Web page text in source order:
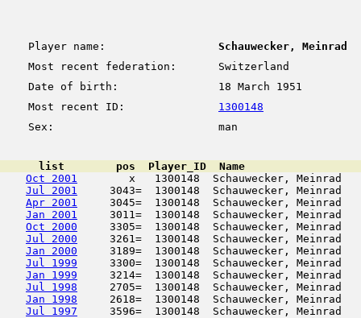
Player name:
Schauwecker, Meinrad
Most recent federation:
Switzerland
Date of birth:
18 March 1951
Most recent ID:
1300148
Sex:
man
list        pos  Player_ID  Name
Oct 2001
x   1300148  Schauwecker, Meinrad
Jul 2001
3043=  1300148  Schauwecker,
Apr 2001
3045=  1300148  Schauwecker,
Jan 2001
3011=  1300148  Schauwecker, Meinrad
Oct 2000
3305=  1300148  Schauwecker,
Jul 2000
3261=  1300148  Schauwecker,
Jan 2000
3189=  1300148  Schauwecker,
Jul 1999
3300=  1300148  Schauwecker,
Jan 1999
3214=  1300148  Schauwecker, Meinrad
Jul 1998
2705=  1300148  Schauwecker,
Jan 1998
2618=  1300148  Schauwecker, Meinrad
Jul 1997
3596=  1300148  Schauwecker,